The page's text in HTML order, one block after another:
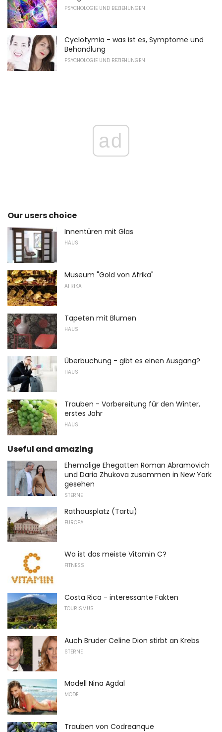
PSYCHOLOGIE UND BEZIEHUNGEN
Cyclotymia - was ist es, Symptome und
Behandlung
PSYCHOLOGIE UND BEZIEHUNGEN
ad
Our users choice
Innentüren mit Glas
HAUS
Museum "Gold von Afrika"
AFRIKA
Tapeten mit Blumen
HAUS
Überbuchung - gibt es einen Ausgang?
HAUS
Trauben - Vorbereitung für den Winter,
erstes Jahr
HAUS
Useful and amazing
Ehemalige Ehegatten Roman Abramovich
und Daria Zhukova zusammen in New York
gesehen
STERNE
Rathausplatz (Tartu)
EUROPA
Wo ist das meiste Vitamin C?
FITNESS
Costa Rica - interessante Fakten
TOURISMUS
Auch Bruder Celine Dion stirbt an Krebs
STERNE
Modell Nina Agdal
MODE
Trauben von Codreanque